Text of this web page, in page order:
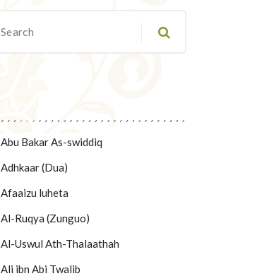
Abu Bakar As-swiddiq
Adhkaar (Dua)
Afaaizu luheta
Al-Ruqya (Zunguo)
Al-Uswul Ath-Thalaathah
Ali ibn Abi Twalib